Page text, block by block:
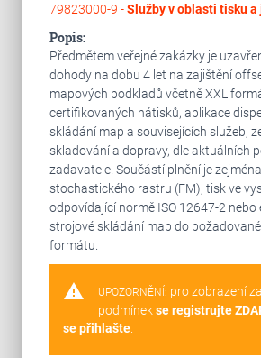
79823000-9 -Služby v oblasti tisku
Popis:
Předmětem veřejné zakázky je
dohody na dobu 4 let na zajištění
mapových podkladů včetně XXL
certifikovaných nátisků, aplikace
skládání map a souvisejících služeb,
skladování a dopravy, dle aktuálních
zadavatele. Součástí plnění je
stochastického rastru (FM), tisk ve
odpovídající normě ISO 12647-2 nebo
strojové skládání map do
formátu.
warning UPOZORNĚNÍ: pro zobrazení
podmínekse registrujte
se přihlašte.